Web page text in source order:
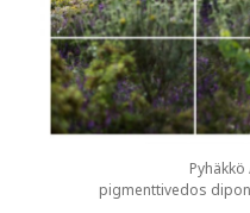
pigmenttivedos